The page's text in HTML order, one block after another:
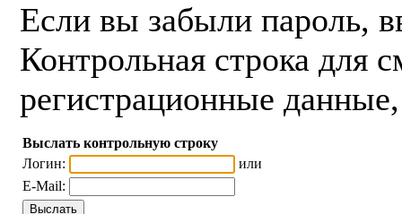
Если вы забыли пароль,
Контрольная строка для
регистрационные
Выслать контрольную строку
Логин:
или
E-Mail: